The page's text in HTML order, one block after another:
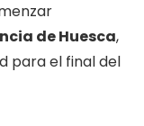
de Huesca,
para el final del